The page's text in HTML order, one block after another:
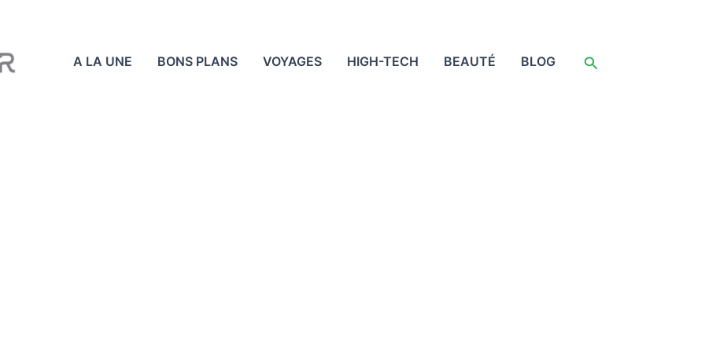
A LA UNE BONS PLANS VOYAGES HIGH-TECH BEAUTÉ BLOG Rechercher